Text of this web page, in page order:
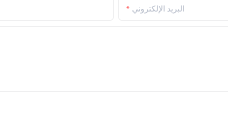
البريد الإلكتروني